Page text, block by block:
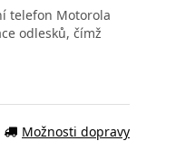
telefon Motorola
odlesků, čímž
Možnosti dopravy